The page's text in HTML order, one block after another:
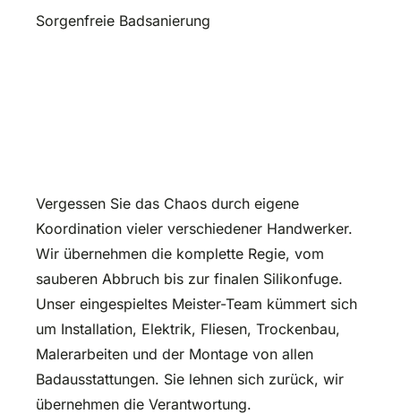
Sorgenfreie Badsanierung
Vergessen Sie das Chaos durch eigene
Koordination vieler verschiedener Handwerker.
Wir übernehmen die komplette Regie, vom
sauberen Abbruch bis zur finalen Silikonfuge.
Unser eingespieltes Meister-Team kümmert sich
um Installation, Elektrik, Fliesen, Trockenbau,
Malerarbeiten und der Montage von allen
Badausstattungen. Sie lehnen sich zurück, wir
übernehmen die Verantwortung.